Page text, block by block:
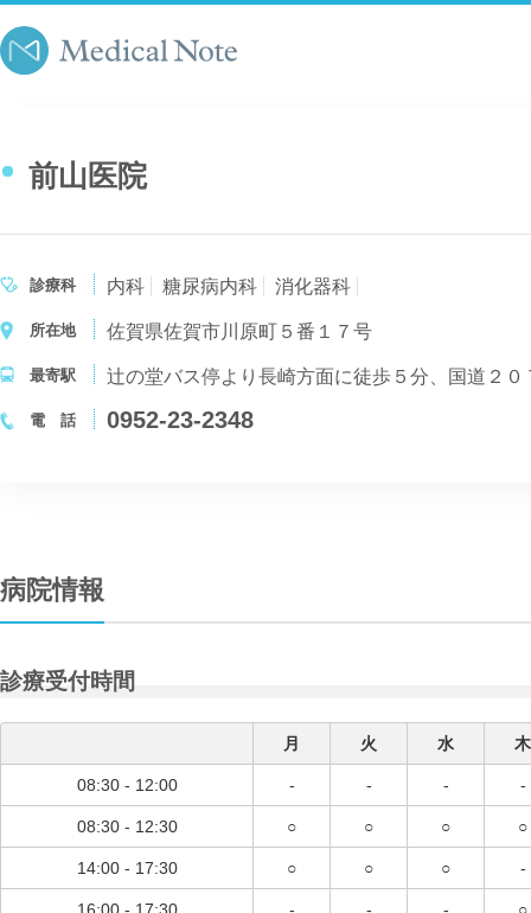
前山医院
診療科 内科 糖尿病内科 消化器科
所在地 佐賀県佐賀市川原町５番１７号
最寄駅 辻の堂バス停より長崎方面に徒歩５分、国道２
電 話 0952-23-2348
病院情報
診療受付時間
月 火 水 木
08:30 - 12:00 - - - -
08:30 - 12:30 ○ ○ ○ ○
14:00 - 17:30 ○ ○ ○ -